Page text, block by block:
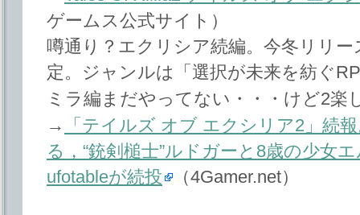
ゲームス公式サイト）
噂通り？エクリシア続編。今冬リリ
定。ジャンルは「選択が未来を紡ぐ
ミラ編まだやってない・・・けど2楽
→
「テイルズ オブ エクシリア2」続
る，“銃剣槌士”ルドガーと8歳の少女
ufotableが続投
（4Gamer.net）